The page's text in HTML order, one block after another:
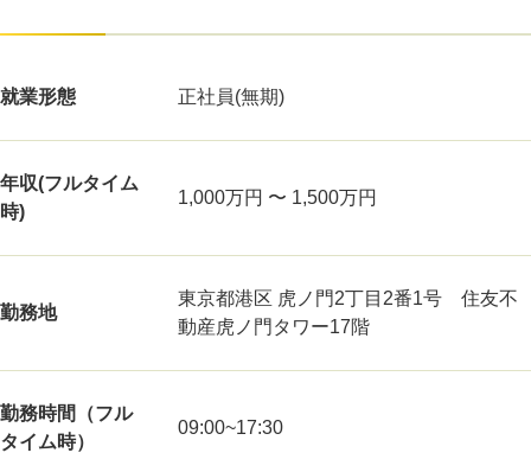
就業形態 正社員(無期)
年収(フルタイム
時)
1,000万円 〜 1,500万円
勤務地
東京都港区 虎ノ門2丁目2番1号 住友不
動産虎ノ門タワー17階
勤務時間（フル
タイム時）
09:00~17:30